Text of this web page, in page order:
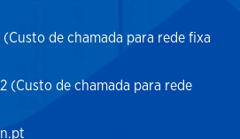
(Custo de chamada para rede fixa
(Custo de chamada para rede